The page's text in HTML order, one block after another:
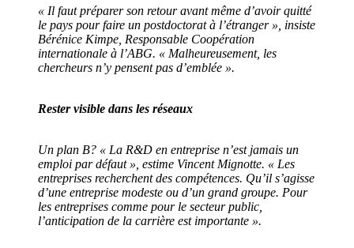
« Il faut préparer son retour avant même d’avoir quitté
le pays pour faire un postdoctorat à l’étranger », insiste
Bérénice Kimpe, Responsable Coopération
internationale à l’ABG. « Malheureusement, les
chercheurs n’y pensent pas d’emblée ».
Rester visible dans les réseaux
Un plan B? « La R&D en entreprise n’est jamais un
emploi par défaut », estime Vincent Mignotte. « Les
entreprises recherchent des compétences. Qu’il s’agisse
d’une entreprise modeste ou d’un grand groupe. Pour
les entreprises comme pour le secteur public,
l’anticipation de la carrière est importante ».